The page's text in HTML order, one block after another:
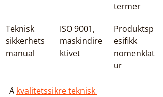
termer
Teknisk
sikkerhets
manual
ISO 9001,
maskindire
ktivet
Produktsp
esifikk
nomenklat
ur
Å kvalitetssikre teknisk